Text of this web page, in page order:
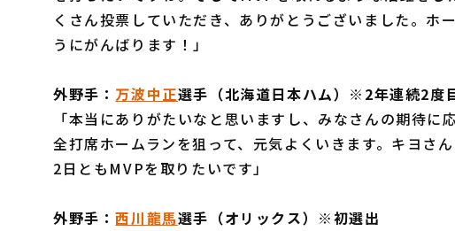
くさん投票していただき、ありがとうございました。ホ
うにがんばります！」
外野手：万波中正選手（北海道日本ハム）※2年連続2度
「本当にありがたいなと思いますし、みなさんの期待に
全打席ホームランを狙って、元気よくいきます。キヨさ
2日ともMVPを取りたいです」
外野手：西川龍馬選手（オリックス）※初選出